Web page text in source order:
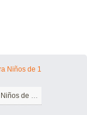
San Fermín Para Niños de 1 Año